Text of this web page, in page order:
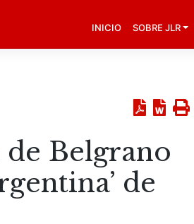
INICIO SOBRE JLR
de Belgrano
de